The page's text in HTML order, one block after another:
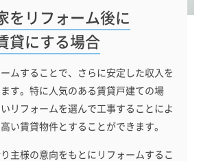
をリフォーム後に
貸にする場合
ムすることで、さらに安定した収入を
す。特に人気のある賃貸戸建ての場
リフォームを選んで工事することによ
い賃貸物件とすることができます。
主様の意向をもとにリフォームするこ